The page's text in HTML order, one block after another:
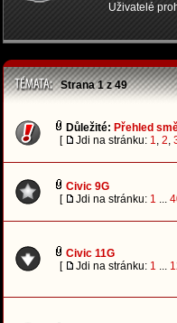
Uživatelé
Strana1z49
Důležité: Přehled
[
Jdi na stránku: 1, 2,
Civic 9G
[
Jdi na stránku: 1 ...
Civic 11G
[
Jdi na stránku: 1 ...